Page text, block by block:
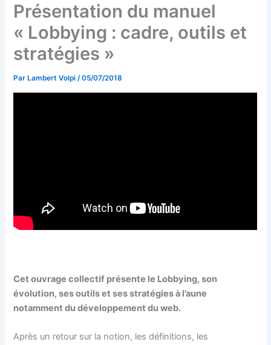
Présentation du manuel
« Lobbying : cadre, outils et
stratégies »
Par Lambert Volpi/05/07/2018
Cet ouvrage collectif présente le Lobbying, son
évolution, ses outils et ses stratégies à l’aune
notamment du développement du web.
Après un retour sur la notion, les définitions, les